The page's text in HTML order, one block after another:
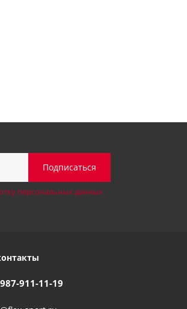
персональных данных
911-11-19